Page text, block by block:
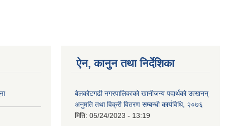
ऐन, कानुन तथा निर्देशिका
बेलकोटगढी नगरपालिकाको खानीजन्य पदार्थको उत्खनन्
अनुमति तथा विक्री वितरण सम्बन्धी कार्यविधि, २०७६
मिति: 05/24/2023 - 13:19